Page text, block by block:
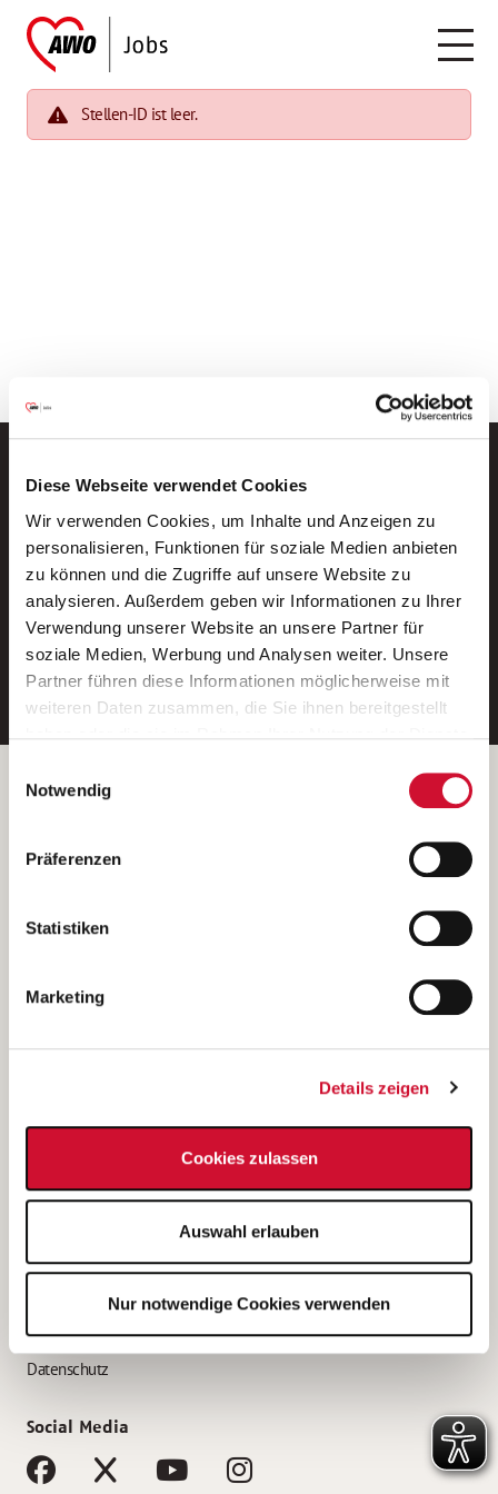
Diese Webseite verwendet Cookies
Wir verwenden Cookies, um Inhalte und Anzeigen zu
personalisieren, Funktionen für soziale Medien anbieten
zu können und die Zugriffe auf unsere Website zu
analysieren. Außerdem geben wir Informationen zu Ihrer
Verwendung unserer Website an unsere Partner für
soziale Medien, Werbung und Analysen weiter. Unsere
Partner führen diese Informationen möglicherweise mit
weiteren Daten zusammen, die Sie ihnen bereitgestellt
Wenn Sie auf „Cookies zulassen“ klicken, so stimmen
Sie der Speicherung sämtlicher Cookies zu. Sie können
Ihre Einwilligung selbstverständlich jederzeit widerrufen,
indem Sie die Cookie-Einstellungen aufrufen und diese
unsererDatenschutzerklärung
Notwendig
Präferenzen
Statistiken
Marketing
Details zeigen
Cookies zulassen
Auswahl erlauben
Nur notwendige Cookies verwenden
Stellen-ID ist leer.
Neue Stellen per E-Mail.
Ein kostenloser Service von AWO
Jobs.
E-Mail-Adresse eintragen
Betreiber der Webseite
Kantstraße 45a
(Ein Tochterunternehmen des AWO Bezirksverbandes Unterfranken
e.V.)
Bewerbung als Altenpflegehelfer*in
Bewerbung als Erzieher*in
AWO Gliederungen nach Bundesland
Impressum
Datenschutz
Social Media